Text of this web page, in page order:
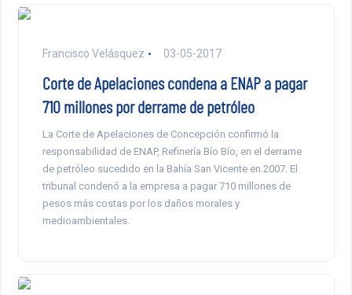
Francisco Velásquez 03-05-2017
Corte de Apelaciones condena a ENAP a pagar
710 millones por derrame de petróleo
La Corte de Apelaciones de Concepción confirmó la
responsabilidad de ENAP, Refinería Bío Bío, en el derrame
de petróleo sucedido en la Bahía San Vicente en 2007. El
tribunal condenó a la empresa a pagar 710 millones de
pesos más costas por los daños morales y
medioambientales.